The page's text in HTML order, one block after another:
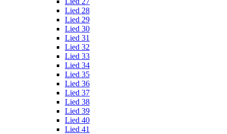
Lied 28
Lied 29
Lied 30
Lied 31
Lied 32
Lied 33
Lied 34
Lied 35
Lied 36
Lied 37
Lied 38
Lied 39
Lied 40
Lied 41